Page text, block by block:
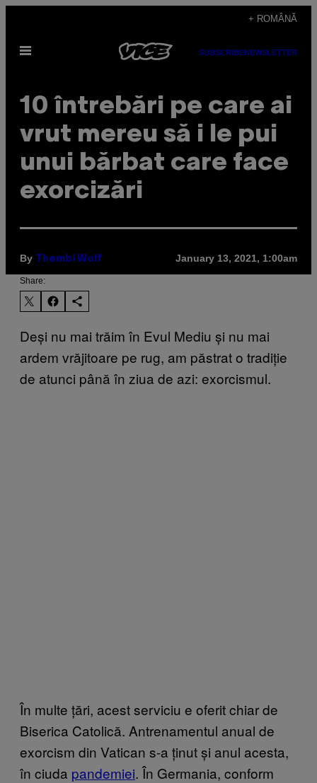
content
+ ROMÂNĂ
Open
SUBSCRIBENEWSLETTER
10 întrebări pe care ai
vrut mereu să i le pui
unui bărbat care face
exorcizări
By Thembi Wolf January 13, 2021, 1:00am
Share:
Deși nu mai trăim în Evul Mediu și nu mai
ardem vrăjitoare pe rug, am păstrat o tradiție
de atunci până în ziua de azi: exorcismul.
În multe țări, acest serviciu e oferit chiar de
Biserica Catolică. Antrenamentul anual de
exorcism din Vatican s-a ținut și anul acesta,
în ciuda pandemiei. În Germania, conform